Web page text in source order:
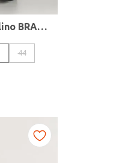
Tênis Intiator Nike Masculino BRANCO/PRETO
44